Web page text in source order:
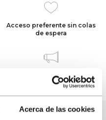
Acerca de las cookies
Acceso preferente sin colas
de espera
Sistema de auriculares para
escucharal Guía